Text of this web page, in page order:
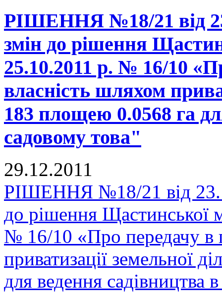
РІШЕННЯ №18/21 від
змін до рішення
25.10.2011 р. № 16/10
власність шляхом
183 площею 0.0568 га
садовому това"
29.12.2011
РІШЕННЯ №18/21 від
до рішення Щастинської
№ 16/10 «Про передачу в
приватизації земельної
для ведення садівництва